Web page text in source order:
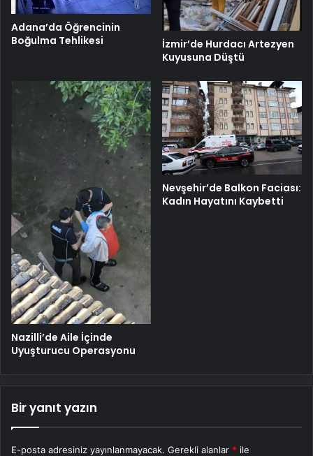
Adana’da Öğrencinin
Boğulma Tehlikesi
İzmir’de Hurdacı Artezyen
Kuyusuna Düştü
Nazilli’de Aile İçinde
Uyuşturucu Operasyonu
Nevşehir’de Balkon Faciası:
Kadın Hayatını Kaybetti
Bir yanıt yazın
E-posta adresiniz yayınlanmayacak. Gerekli alanlar * ile